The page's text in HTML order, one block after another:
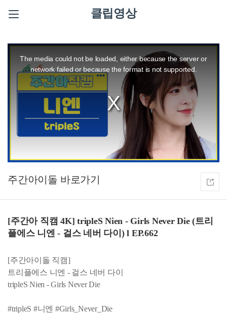
클립영상
This
The media could not be loaded, either because the server or
network failed or because the format is not supported.
주간아이돌
[주간아 직캠 4K] tripleS Nien - Girls Never Die (트리
플에스 니엔 - 걸스 네버 다이) l EP.662
[주간아이돌 직캠]
트리플에스 니엔 - 걸스 네버 다이
tripleS Nien - Girls Never Die
#tripleS #니엔 #Girls_Never_Die